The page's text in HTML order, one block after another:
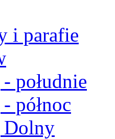
i parafie
południe
północ
Dolny